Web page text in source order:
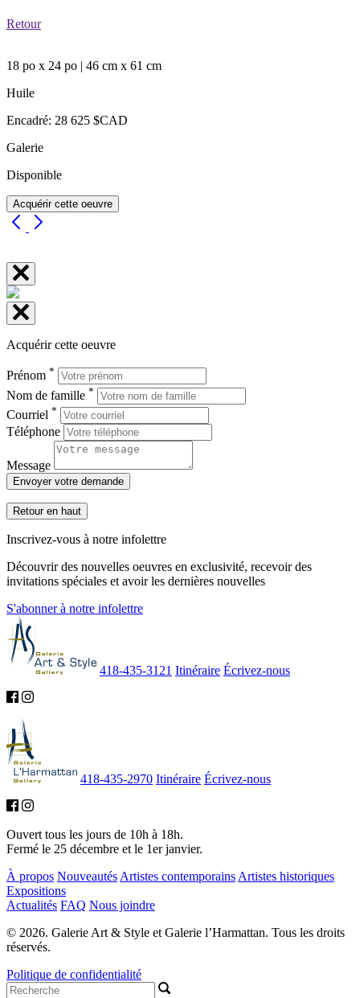
Retour
18 po x 24 po | 46 cm x 61 cm
Huile
Encadré: 28 625 $CAD
Galerie
Disponible
Acquérir cette oeuvre
Acquérir cette oeuvre
Prénom *
Nom de famille *
Courriel *
Téléphone
Message
Envoyer votre demande
Retour en haut
Inscrivez-vous à notre infolettre
Découvrir des nouvelles oeuvres en exclusivité, recevoir des
invitations spéciales et avoir les dernières nouvelles
S'abonner à notre infolettre
418-435-3121 Itinéraire Écrivez-nous
418-435-2970 Itinéraire Écrivez-nous
Ouvert tous les jours de 10h à 18h.
Fermé le 25 décembre et le 1er janvier.
À propos Nouveautés Artistes contemporains Artistes historiques
Expositions
Actualités FAQ Nous joindre
© 2026. Galerie Art & Style et Galerie l’Harmattan. Tous les droits
réservés.
Politique de confidentialité